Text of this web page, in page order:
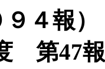
９４報）
第47報